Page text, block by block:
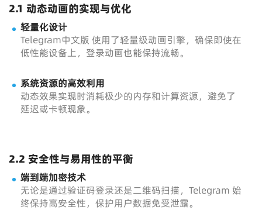
2.1 动态动画的实现与优化
轻量化设计
Telegram中文版 使用了轻量级动画引擎，确保即使在
低性能设备上，登录动画也能保持流畅。
系统资源的高效利用
动态效果实现时消耗极少的内存和计算资源，避免了
延迟或卡顿现象。
2.2 安全性与易用性的平衡
端到端加密技术
无论是通过验证码登录还是二维码扫描，Telegram 始
终保持高安全性，保护用户数据免受泄露。